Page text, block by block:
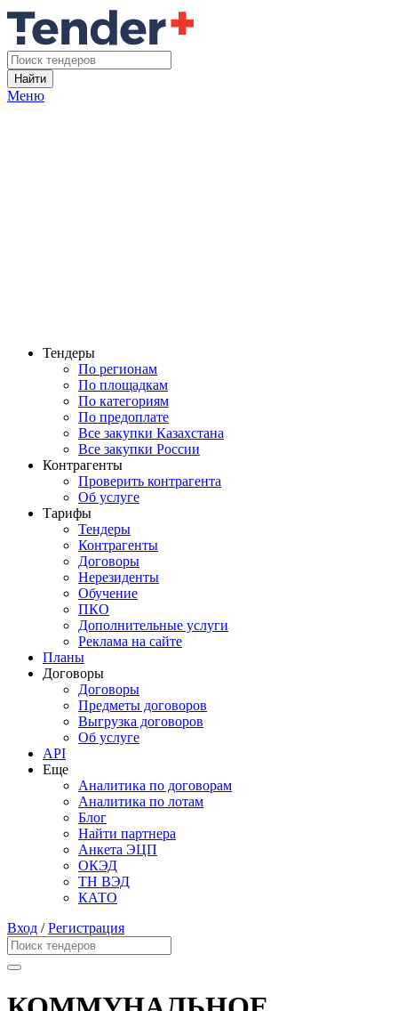
Найти
Меню
Тендеры
По регионам
По площадкам
По категориям
По предоплате
Все закупки Казахстана
Все закупки России
Контрагенты
Проверить контрагента
Об услуге
Тарифы
Тендеры
Контрагенты
Договоры
Нерезиденты
Обучение
ПКО
Дополнительные услуги
Реклама на сайте
Планы
Договоры
Договоры
Предметы договоров
Выгрузка договоров
Об услуге
API
Еще
Аналитика по договорам
Аналитика по лотам
Блог
Найти партнера
Анкета ЭЦП
ОКЭД
ТН ВЭД
КАТО
Вход /Регистрация